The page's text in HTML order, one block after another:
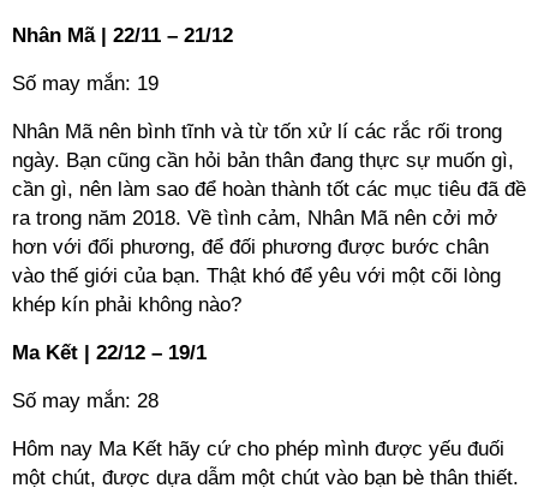
Nhân Mã | 22/11 – 21/12
Số may mắn: 19
Nhân Mã nên bình tĩnh và từ tốn xử lí các rắc rối trong
ngày. Bạn cũng cần hỏi bản thân đang thực sự muốn gì,
cần gì, nên làm sao để hoàn thành tốt các mục tiêu đã đề
ra trong năm 2018. Về tình cảm, Nhân Mã nên cởi mở
hơn với đối phương, để đối phương được bước chân
vào thế giới của bạn. Thật khó để yêu với một cõi lòng
khép kín phải không nào?
Ma Kết | 22/12 – 19/1
Số may mắn: 28
Hôm nay Ma Kết hãy cứ cho phép mình được yếu đuối
một chút, được dựa dẫm một chút vào bạn bè thân thiết.